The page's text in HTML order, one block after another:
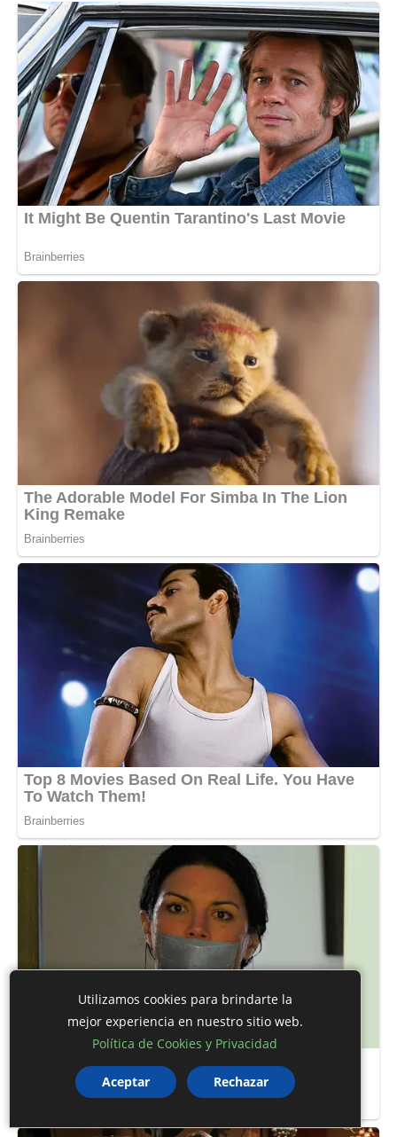
Utilizamos cookies para brindarte la
mejor experiencia en nuestro sitio web.
Política de Cookies y Privacidad
Aceptar Rechazar